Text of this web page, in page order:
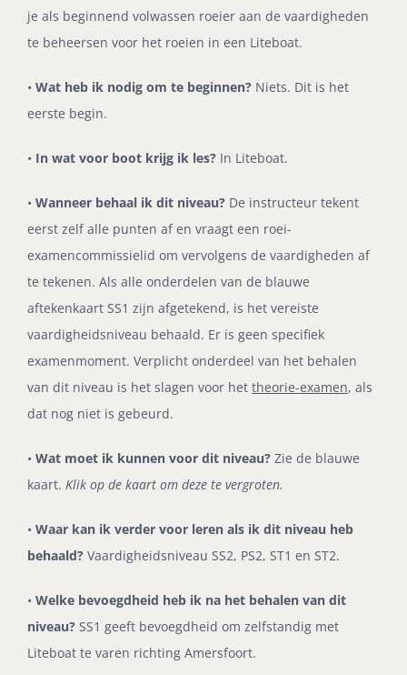
je als beginnend volwassen roeier aan de vaardigheden
te beheersen voor het roeien in een Liteboat.
• Wat heb ik nodig om te beginnen? Niets. Dit is het
eerste begin.
• In wat voor boot krijg ik les? In Liteboat.
• Wanneer behaal ik dit niveau? De instructeur tekent
eerst zelf alle punten af en vraagt een roei-
examencommissielid om vervolgens de vaardigheden af
te tekenen. Als alle onderdelen van de blauwe
aftekenkaart SS1 zijn afgetekend, is het vereiste
vaardigheidsniveau behaald. Er is geen specifiek
examenmoment. Verplicht onderdeel van het behalen
van dit niveau is het slagen voor het theorie-examen, als
dat nog niet is gebeurd.
• Wat moet ik kunnen voor dit niveau? Zie de blauwe
kaart. Klik op de kaart om deze te vergroten.
• Waar kan ik verder voor leren als ik dit niveau heb
behaald? Vaardigheidsniveau SS2, PS2, ST1 en ST2.
• Welke bevoegdheid heb ik na het behalen van dit
niveau? SS1 geeft bevoegdheid om zelfstandig met
Liteboat te varen richting Amersfoort.